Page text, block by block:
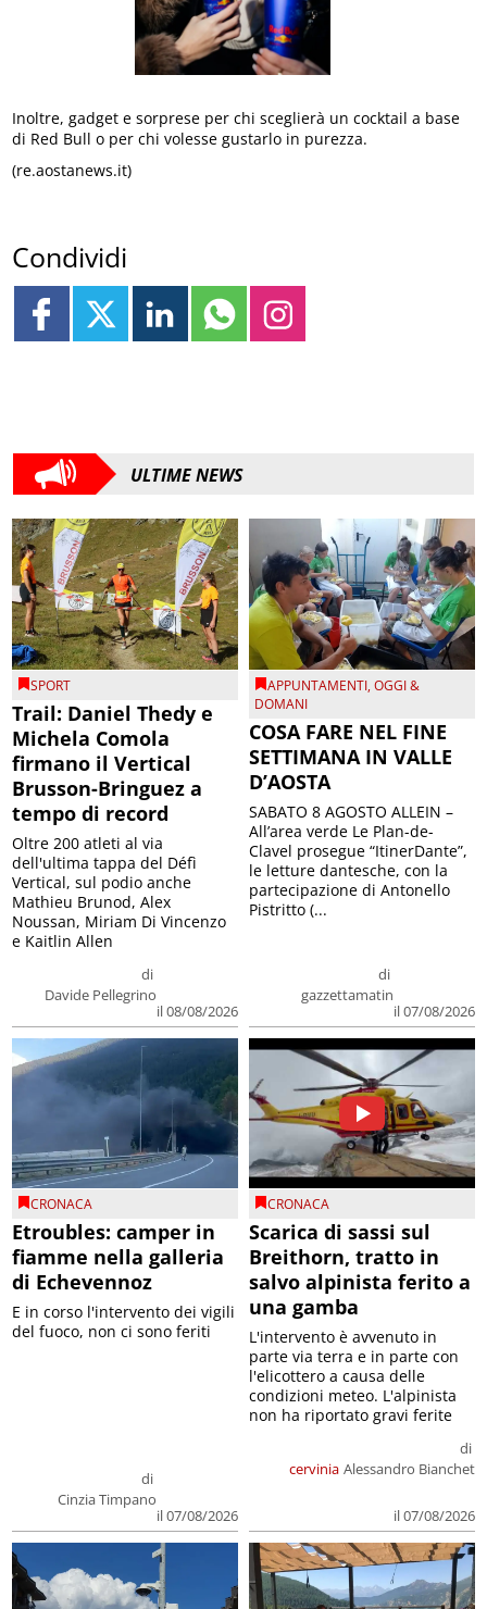
Inoltre, gadget e sorprese per chi sceglierà un cocktail a base
di Red Bull o per chi volesse gustarlo in purezza.
(re.aostanews.it)
Condividi
ULTIME NEWS
SPORT
Trail: Daniel Thedy e
Michela Comola
firmano il Vertical
Brusson-Bringuez a
tempo di record
di
Davide Pellegrino
il 08/08/2026
Oltre 200 atleti al via
dell'ultima tappa del Défì
Vertical, sul podio anche
Mathieu Brunod, Alex
Noussan, Miriam Di Vincenzo
e Kaitlin Allen
APPUNTAMENTI,OGGI &
DOMANI
COSA FARE NEL FINE
SETTIMANA IN VALLE
D’AOSTA
di
gazzettamatin
il 07/08/2026
SABATO 8 AGOSTO ALLEIN –
All’area verde Le Plan-de-
Clavel prosegue “ItinerDante”,
le letture dantesche, con la
partecipazione di Antonello
Pistritto (...
CRONACA
Etroubles: camper in
fiamme nella galleria
di Echevennoz
di
Cinzia Timpano
il 07/08/2026
E in corso l'intervento dei vigili
del fuoco, non ci sono feriti
CRONACA
Scarica di sassi sul
Breithorn, tratto in
salvo alpinista ferito a
una gamba
cervinia
di
Alessandro Bianchet
il 07/08/2026
L'intervento è avvenuto in
parte via terra e in parte con
l'elicottero a causa delle
condizioni meteo. L'alpinista
non ha riportato gravi ferite